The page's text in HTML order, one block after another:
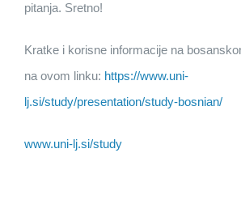
pitanja. Sretno!
Kratke i korisne informacije na
na ovom linku: https://www.uni-
lj.si/study/presentation/study-bosnian/
www.uni-lj.si/study